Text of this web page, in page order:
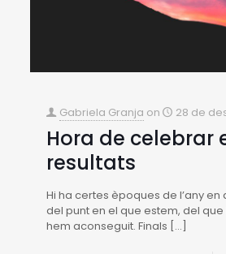
Gabriela Granja on 28 de
Hora de celebrar
resultats
Hi ha certes èpoques de l’any en
del punt en el que estem, del
hem aconseguit. Finals […]